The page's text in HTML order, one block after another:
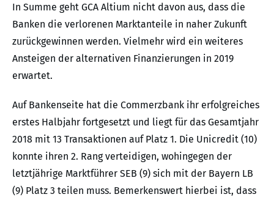
In Summe geht GCA Altium nicht davon aus, dass die
Banken die verlorenen Marktanteile in naher Zukunft
zurückgewinnen werden. Vielmehr wird ein weiteres
Ansteigen der alternativen Finanzierungen in 2019
erwartet.
Auf Bankenseite hat die Commerzbank ihr erfolgreiches
erstes Halbjahr fortgesetzt und liegt für das Gesamtjahr
2018 mit 13 Transaktionen auf Platz 1. Die Unicredit (10)
konnte ihren 2. Rang verteidigen, wohingegen der
letztjährige Marktführer SEB (9) sich mit der Bayern LB
(9) Platz 3 teilen muss. Bemerkenswert hierbei ist, dass